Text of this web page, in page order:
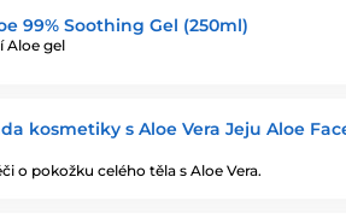
99% Soothing Gel (250ml)
Aloe gel
kosmetiky s Aloe Vera Jeju Aloe
o pokožku celého těla s Aloe Vera.